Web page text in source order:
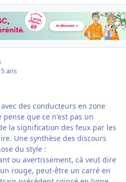
ans
des conducteurs en zone
que ce n'est pas un
la signification des feux par les
Une synthèse des discours
du style :
ou avertissement, cà veut dire
rouge, peut-être un carré en